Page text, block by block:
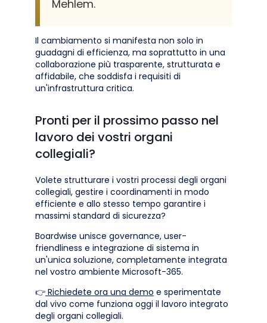
Mehlem.
Il cambiamento si manifesta non solo in
guadagni di efficienza, ma soprattutto in una
collaborazione più trasparente, strutturata e
affidabile, che soddisfa i requisiti di
un'infrastruttura critica.
Pronti per il prossimo passo nel
lavoro dei vostri organi
collegiali?
Volete strutturare i vostri processi degli organi
collegiali, gestire i coordinamenti in modo
efficiente e allo stesso tempo garantire i
massimi standard di sicurezza?
Boardwise unisce governance, user-
friendliness e integrazione di sistema in
un'unica soluzione, completamente integrata
nel vostro ambiente Microsoft-365.
👉 Richiedete ora una demo e sperimentate
dal vivo come funziona oggi il lavoro integrato
degli organi collegiali.